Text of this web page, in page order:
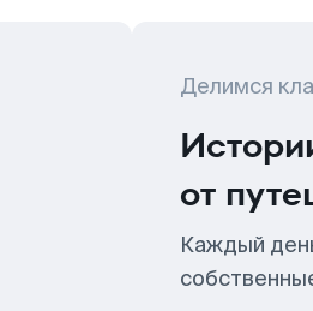
Делимся
от
Каждый